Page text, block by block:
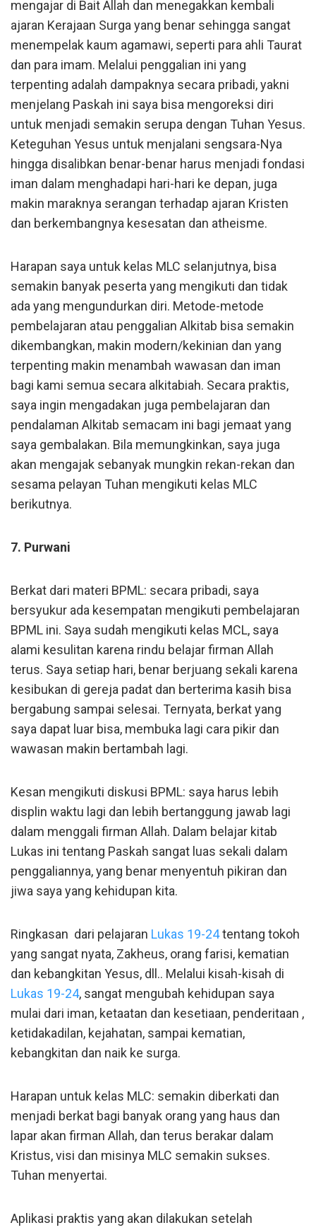
mengajar di Bait Allah dan menegakkan kembali
ajaran Kerajaan Surga yang benar sehingga sangat
menempelak kaum agamawi, seperti para ahli Taurat
dan para imam. Melalui penggalian ini yang
terpenting adalah dampaknya secara pribadi, yakni
menjelang Paskah ini saya bisa mengoreksi diri
untuk menjadi semakin serupa dengan Tuhan Yesus.
Keteguhan Yesus untuk menjalani sengsara-Nya
hingga disalibkan benar-benar harus menjadi fondasi
iman dalam menghadapi hari-hari ke depan, juga
makin maraknya serangan terhadap ajaran Kristen
dan berkembangnya kesesatan dan atheisme.
Harapan saya untuk kelas MLC selanjutnya, bisa
semakin banyak peserta yang mengikuti dan tidak
ada yang mengundurkan diri. Metode-metode
pembelajaran atau penggalian Alkitab bisa semakin
dikembangkan, makin modern/kekinian dan yang
terpenting makin menambah wawasan dan iman
bagi kami semua secara alkitabiah. Secara praktis,
saya ingin mengadakan juga pembelajaran dan
pendalaman Alkitab semacam ini bagi jemaat yang
saya gembalakan. Bila memungkinkan, saya juga
akan mengajak sebanyak mungkin rekan-rekan dan
sesama pelayan Tuhan mengikuti kelas MLC
berikutnya.
7. Purwani
Berkat dari materi BPML: secara pribadi, saya
bersyukur ada kesempatan mengikuti pembelajaran
BPML ini. Saya sudah mengikuti kelas MCL, saya
alami kesulitan karena rindu belajar firman Allah
terus. Saya setiap hari, benar berjuang sekali karena
kesibukan di gereja padat dan berterima kasih bisa
bergabung sampai selesai. Ternyata, berkat yang
saya dapat luar bisa, membuka lagi cara pikir dan
wawasan makin bertambah lagi.
Kesan mengikuti diskusi BPML: saya harus lebih
displin waktu lagi dan lebih bertanggung jawab lagi
dalam menggali firman Allah. Dalam belajar kitab
Lukas ini tentang Paskah sangat luas sekali dalam
penggaliannya, yang benar menyentuh pikiran dan
jiwa saya yang kehidupan kita.
Ringkasan dari pelajaran Lukas 19-24tentang tokoh
yang sangat nyata, Zakheus, orang farisi, kematian
dan kebangkitan Yesus, dll.. Melalui kisah-kisah di
Lukas 19-24, sangat mengubah kehidupan saya
mulai dari iman, ketaatan dan kesetiaan, penderitaan ,
ketidakadilan, kejahatan, sampai kematian,
kebangkitan dan naik ke surga.
Harapan untuk kelas MLC: semakin diberkati dan
menjadi berkat bagi banyak orang yang haus dan
lapar akan firman Allah, dan terus berakar dalam
Kristus, visi dan misinya MLC semakin sukses.
Tuhan menyertai.
Aplikasi praktis yang akan dilakukan setelah